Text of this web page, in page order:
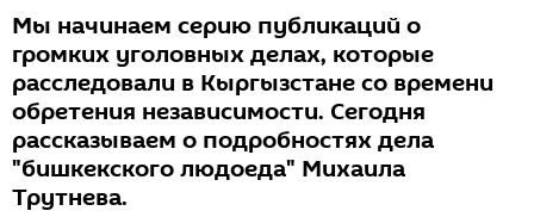
Мы начинаем серию публикаций о
громких уголовных делах, которые
расследовали в Кыргызстане со времени
обретения независимости. Сегодня
рассказываем о подробностях дела
"бишкекского людоеда" Михаила
Трутнева.